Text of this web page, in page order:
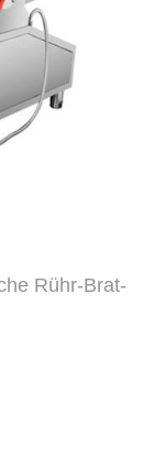
Rühr-Brat-